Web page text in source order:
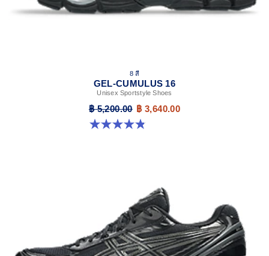
8 สี
GEL-CUMULUS 16
Unisex Sportstyle Shoes
฿ 5,200.00 ฿ 3,640.00
4.8 จาก 5 ดาว 224 รีวิว